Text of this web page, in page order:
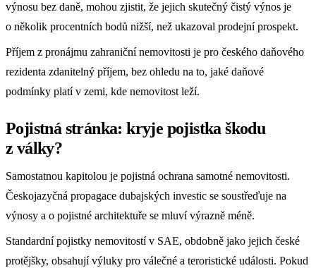
výnosu bez daně, mohou zjistit, že jejich skutečný čistý výnos je
o několik procentních bodů nižší, než ukazoval prodejní prospekt.
Příjem z pronájmu zahraniční nemovitosti je pro českého daňového
rezidenta zdanitelný příjem, bez ohledu na to, jaké daňové
podmínky platí v zemi, kde nemovitost leží.
Pojistná stránka: kryje pojistka škodu
z války?
Samostatnou kapitolou je pojistná ochrana samotné nemovitosti.
Českojazyčná propagace dubajských investic se soustřeďuje na
výnosy a o pojistné architektuře se mluví výrazně méně.
Standardní pojistky nemovitostí v SAE, obdobně jako jejich české
protějšky, obsahují výluky pro válečné a teroristické události. Pokud